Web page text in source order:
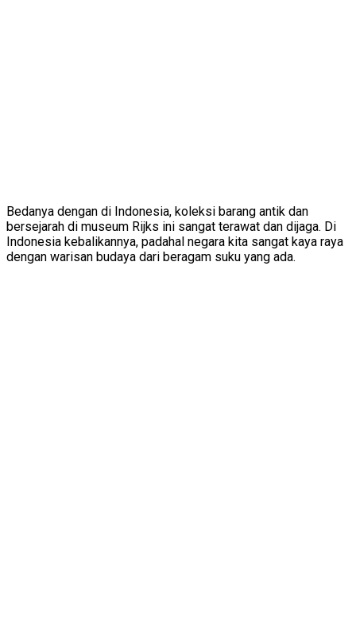
Bedanya dengan di Indonesia, koleksi barang antik dan
bersejarah di museum Rijks ini sangat terawat dan dijaga. Di
Indonesia kebalikannya, padahal negara kita sangat kaya raya
dengan warisan budaya dari beragam suku yang ada.